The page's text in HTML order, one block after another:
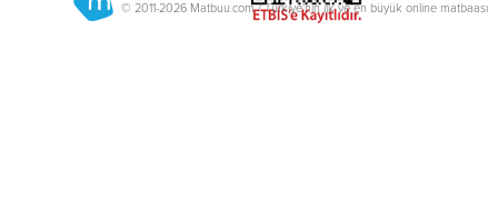
© 2011-2026 Matbuu.com / Türkiye'nin ilk ve en büyük online matbaası